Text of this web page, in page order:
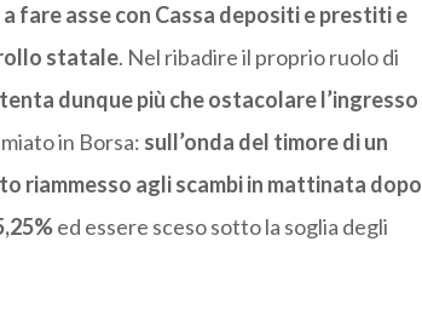
fare asse con Cassa depositi e prestiti e
statale. Nel ribadire il proprio ruolo di
dunque più che ostacolare l’ingresso
in Borsa: sull’onda del timore di un
riammesso agli scambi in mattinata dopo
ed essere sceso sotto la soglia degli